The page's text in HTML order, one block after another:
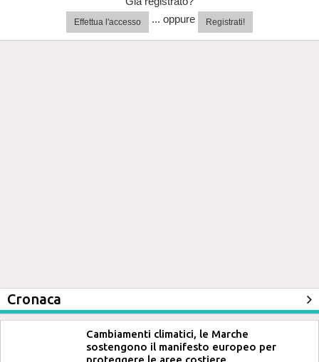
Effettua l'accesso ... oppure Registrati!
Cronaca
Cambiamenti climatici, le Marche
sostengono il manifesto europeo per
proteggere le aree costiere